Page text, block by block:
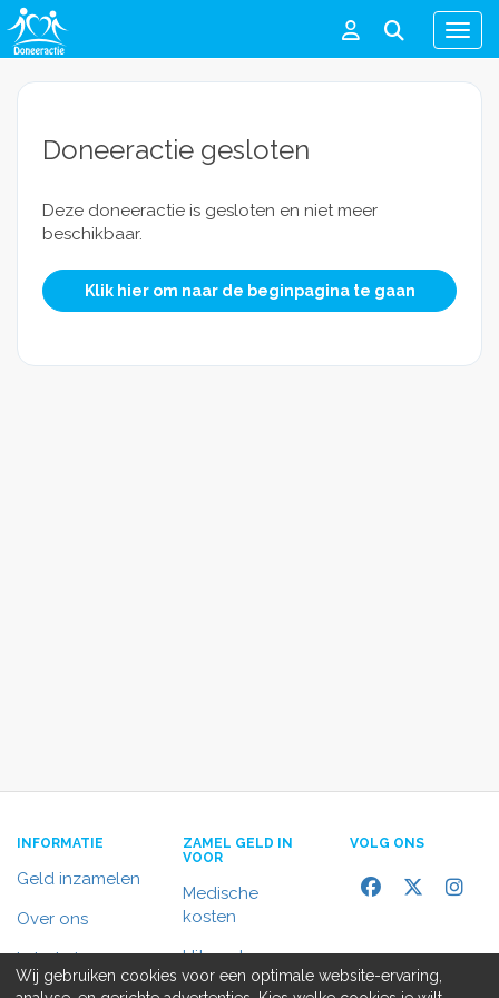
Menu
Doneeractie gesloten
Deze doneeractie is gesloten en niet meer
beschikbaar.
Klik hier om naar de beginpagina te gaan
INFORMATIE
Geld inzamelen
Over ons
In het nieuws
ZAMEL GELD IN
VOOR
Medische
kosten
Uitvaart
VOLG ONS
Wij gebruiken cookies voor een optimale website-ervaring,